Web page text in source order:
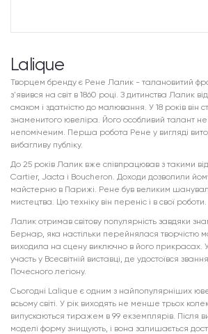
Lalique
Творцем бренду є Рене Лалик - талановитий
з'явився на світ в 1860 році. З дитинства Лалик
смаком і здатністю до малювання. У 18 років він
знаменитого ювеліра. Його особливий талант
непоміченим. Перша робота Рене у вигляді
вибагливу публіку.
До 25 років Лалик вже співпрацював з такими
Cartier, Jacta і Boucheron. Доходи дозволили
майстерню в Парижі. Рене був великим
мистецтва. Цю техніку він переніс і в свої роботи.
Лалик отримав світову популярність завдяки
Бернар, яка настільки перейнялася творчістю
виходила на сцену виключно в його прикрасах.
участь у Всесвітній виставці, де удостоївся
Почесного легіону.
Сьогодні Lalique є одним з найпопулярніших
всьому світі. У рік виходять не менше трьох
випускаються тиражем в 99 екземплярів. Після
моделі форму знищують, і вона залишається